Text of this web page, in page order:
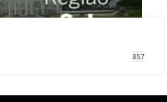
857